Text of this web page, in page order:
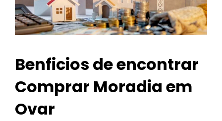
Benficios de encontrar
Comprar Moradia em
Ovar